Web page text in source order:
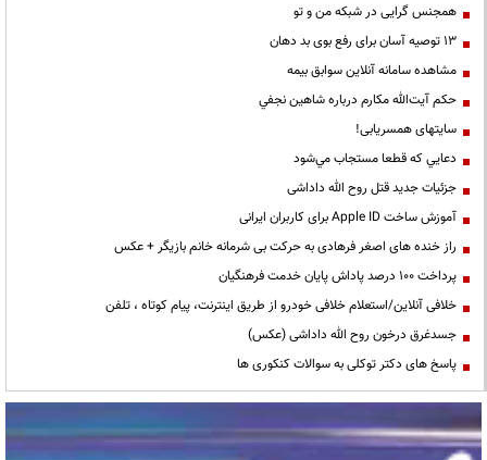
همجنس گرایی در شبکه من و تو
13 توصیه آسان برای رفع بوی بد دهان
مشاهده سامانه آنلاين سوابق بیمه
حكم آيت‌الله مكارم درباره شاهين نجفي
سایتهای همسریابی!
دعايي كه قطعا مستجاب مي‌شود
جزئیات جدید قتل روح الله داداشی
آموزش ساخت Apple ID برای کاربران ایرانی
راز خنده های اصغر فرهادی به حرکت بی شرمانه خانم بازیگر + عکس
پرداخت ۱۰۰ درصد پاداش پایان خدمت فرهنگیان
خلافی آنلاین/استعلام خلافی خودرو از طریق اینترنت، پیام کوتاه ، تلفن
جسدغرق درخون روح الله داداشی (عکس)
پاسخ های دکتر توکلی به سوالات کنکوری ها